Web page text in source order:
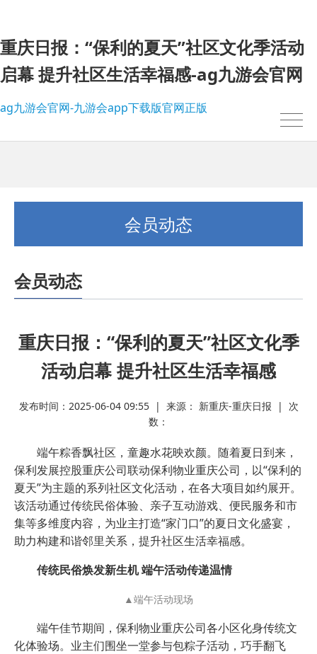
重庆日报：“保利的夏天”社区文化季活动
启幕 提升社区生活幸福感-ag九游会官网
ag九游会官网-九游会app下载版官网正版
会员动态
会员动态
重庆日报：“保利的夏天”社区文化季
活动启幕 提升社区生活幸福感
发布时间：2025-06-04 09:55 | 来源： 新重庆-重庆日报 | 次
数：
端午粽香飘社区，童趣水花映欢颜。随着夏日到来，
保利发展控股重庆公司联动保利物业重庆公司，以“保利的
夏天”为主题的系列社区文化活动，在各大项目如约展开。
该活动通过传统民俗体验、亲子互动游戏、便民服务和市
集等多维度内容，为业主打造“家门口”的夏日文化盛宴，
助力构建和谐邻里关系，提升社区生活幸福感。
传统民俗焕发新生机 端午活动传递温情
▲端午活动现场
端午佳节期间，保利物业重庆公司各小区化身传统文
化体验场。业主们围坐一堂参与包粽子活动，巧手翻飞